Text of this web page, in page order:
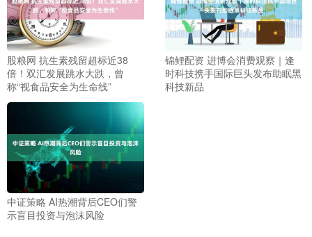
股粮网 抗生素残留超标近38
倍！双汇发展跳水大跌，曾
称“视食品安全为生命线”
锦鲤配资 进博会消费观察｜逢
时科技携手国际巨头发布助眠黑
科技新品
中证策略 AI热潮背后CEO们警
示盲目投资与泡沫风险